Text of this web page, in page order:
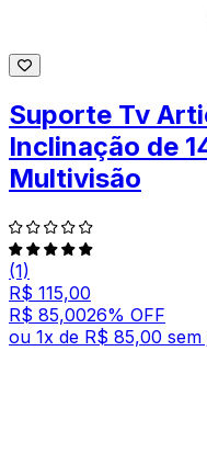
Suporte Tv
Inclinação de
Multivisão
(1)
R$ 115,00
R$ 85,0026% OFF
ou 1x de R$ 85,00 sem